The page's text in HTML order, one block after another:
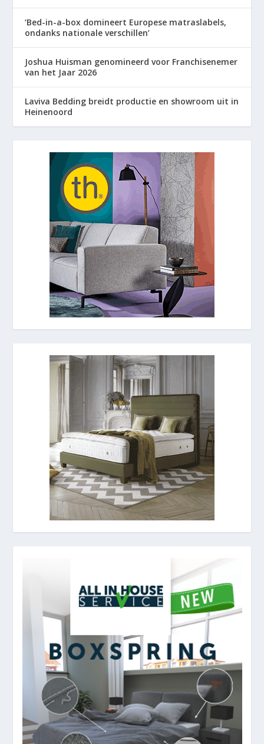
‘Bed-in-a-box domineert Europese matraslabels,
ondanks nationale verschillen’
Joshua Huisman genomineerd voor Franchisenemer
van het Jaar 2026
Laviva Bedding breidt productie en showroom uit in
Heinenoord